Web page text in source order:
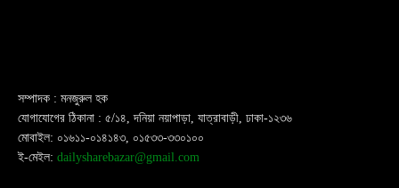
সম্পাদক : মনজুরুল হক
যোগাযোগের ঠিকানা : ৫/১৪, দনিয়া নয়াপাড়া, যাত্রাবাড়ী, ঢাকা-১২৩৬
মোবাইল: ০১৬১১-০১৪১৪৩, ০১৫৩৩-৩৩০১০০
ই-মেইল: dailysharebazar@gmail.com